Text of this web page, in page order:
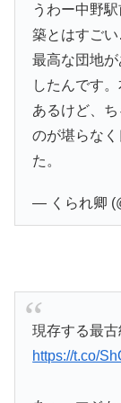
うわー中野
築とはすご
最高な団地
したんです
あるけど、
のが堪らな
た。
— くられ卿
現存する最
https://t.co/